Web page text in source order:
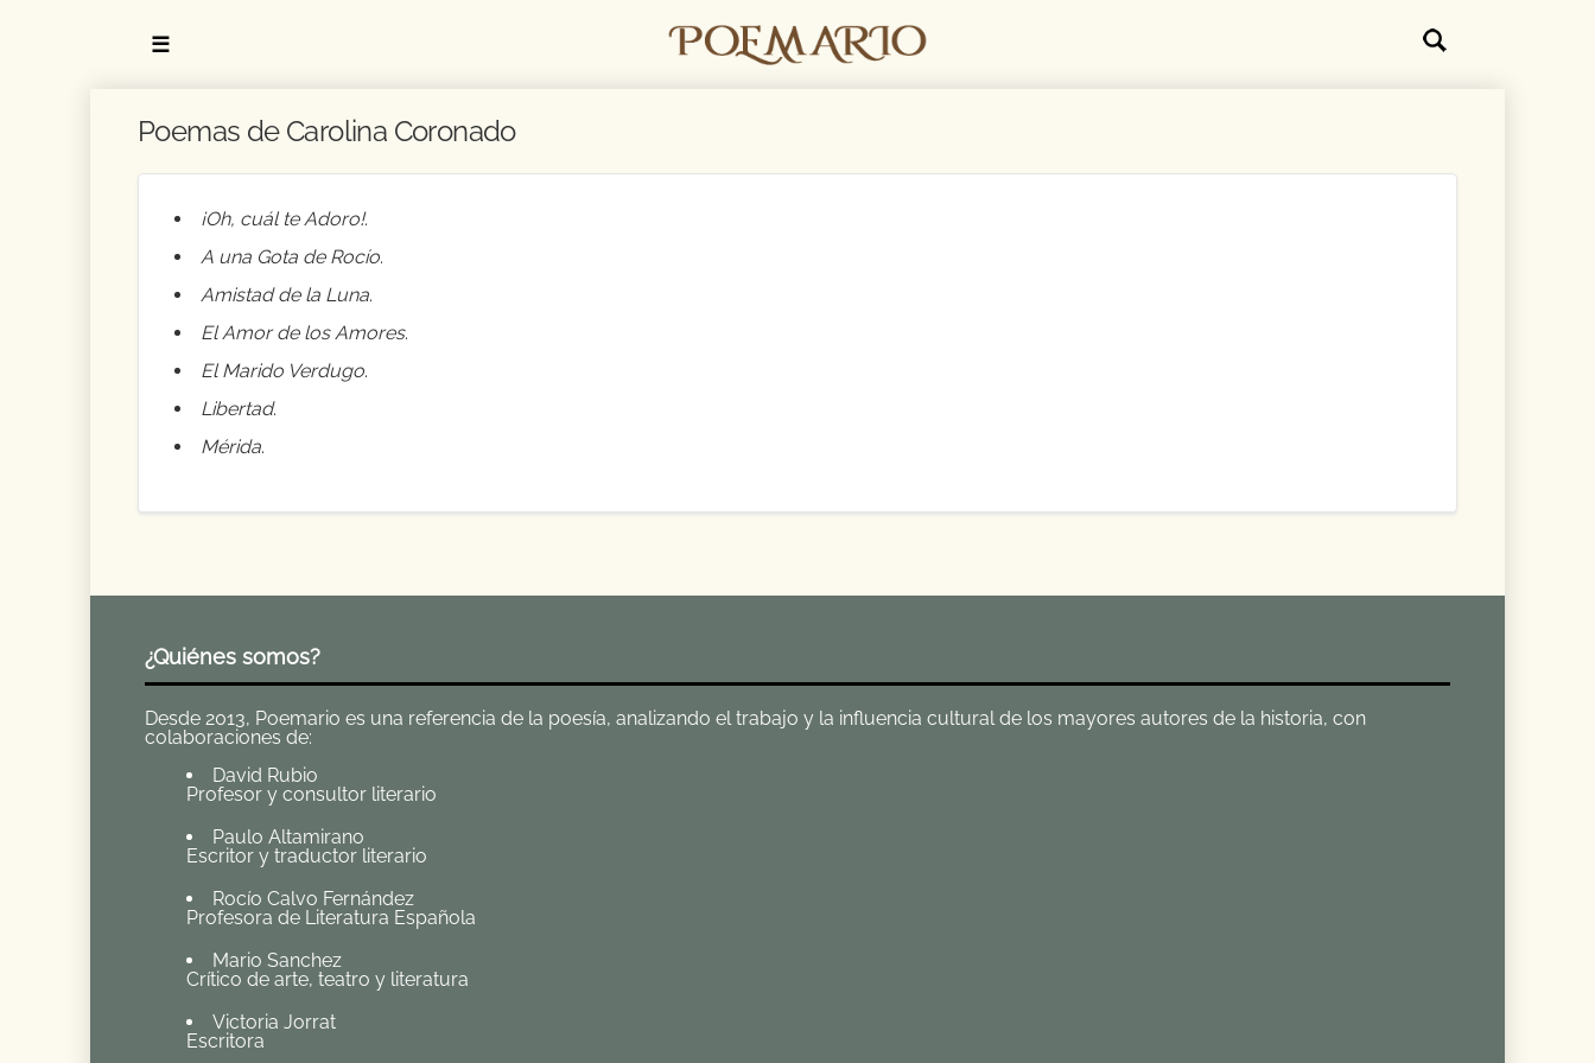
☰
Poemas de Carolina Coronado
¡Oh, cuál te Adoro!.
A una Gota de Rocío.
Amistad de la Luna.
El Amor de los Amores.
El Marido Verdugo.
Libertad.
Mérida.
¿Quiénes somos?
Desde 2013, Poemario es una referencia de la poesía, analizando el trabajo y la influencia cultural de los mayores autores de la historia, con
colaboraciones de:
David Rubio
Profesor y consultor literario
Paulo Altamirano
Escritor y traductor literario
Rocío Calvo Fernández
Profesora de Literatura Española
Mario Sanchez
Crítico de arte, teatro y literatura
Victoria Jorrat
Escritora